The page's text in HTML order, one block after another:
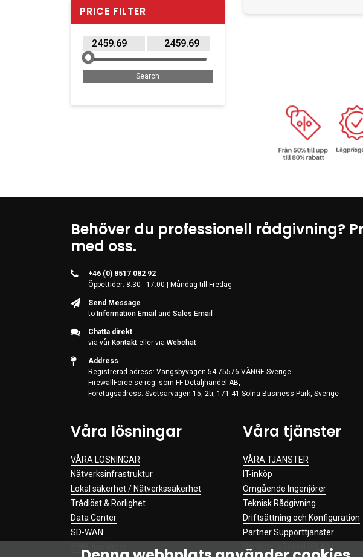
PRICE FILTER
Behöver du professionell rådgivning?
med oss.
+46 (0) 8517 082 92
Öppettider: 8:30 - 17:00 | Måndag till Fredag
Send Message
to Information Email and Sales Email
Chatta direkt
via vår Kontakt eller via Webchat
Address
Registrerad adress: Vangsbyvägen 54 75576 VÄNGE Sverige
FirewallForce.se reg. som FF Detaljhandel AB,
Företagsadress: Svetsarvägen 15, 2tr, 171 41 Solna Business Park, Sverige
Våra lösningar
VÅRA LÖSNINGAR
Nätverksinfrastruktur
Lokal säkerhet / Nätverkssäkerhet
Trådlöst & Rörlighet
Data Center
SD-WAN
Våra tjänster
VÅRA TJÄNSTER
IT-inköp
Omgående Ingenjörer
Teknisk Rådgivning
Driftsättning och Konfiguration
Partner Supporttjänster
Servicenivåavtal (SLA)